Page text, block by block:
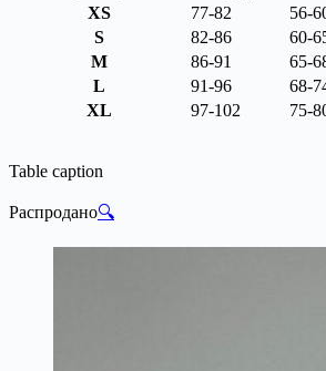
XS
77-82 56-
S
82-86 60-
M
86-91 65-
L
91-96 68-
XL
97-102 75-
Table caption
Распродано🔍